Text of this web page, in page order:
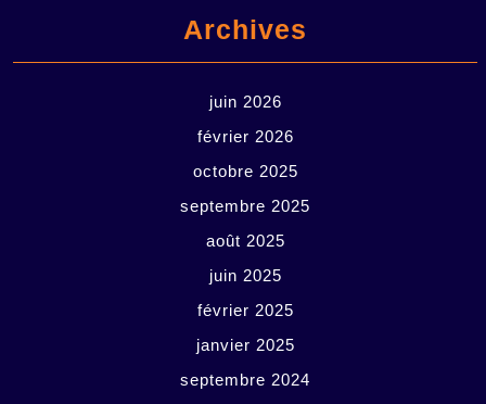
Archives
juin 2026
février 2026
octobre 2025
septembre 2025
août 2025
juin 2025
février 2025
janvier 2025
septembre 2024